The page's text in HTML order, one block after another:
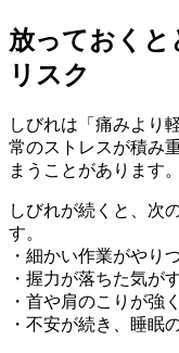
放っておくと
リスク
しびれは「痛みより
常のストレスが積み
まうことがあります。
しびれが続くと、次
す。
・細かい作業がやり
・握力が落ちた気が
・首や肩のこりが強
・不安が続き、睡眠